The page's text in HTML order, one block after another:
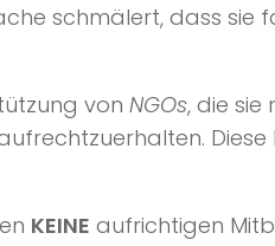
schmälert, dass sie
von NGOs, die sie
KEINE aufrichtigen